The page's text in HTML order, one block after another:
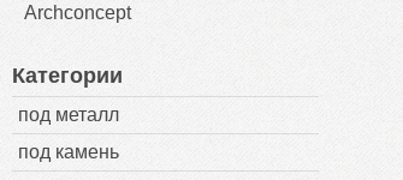
Archconcept
Категории
под металл
под камень